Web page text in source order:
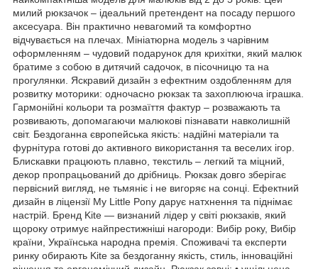
милий рюкзачок – ідеальний претендент на посаду першого
аксесуара. Він практично невагомий та комфортно
відчувається на плечах. Мініатюрна модель з чарівним
оформленням – чудовий подарунок для крихітки, який малюк
братиме з собою в дитячий садочок, в пісочницю та на
прогулянки. Яскравий дизайн з ефектним оздобленням для
розвитку моторики: одночасно рюкзак та захоплююча іграшка.
Гармонійні кольори та розмаїття фактур – розважають та
розвивають, допомагаючи малюкові пізнавати навколишній
світ. Бездоганна європейська якість: надійні матеріали та
фурнітура готові до активного використання та веселих ігор.
Блискавки працюють плавно, текстиль – легкий та міцний,
декор пропрацьований до дрібниць. Рюкзак довго зберігає
первісний вигляд, не тьмяніє і не вигоряє на сонці. Ефектний
дизайн в ліцензії My Little Pony дарує натхнення та піднімає
настрій. Бренд Kite — визнаний лідер у світі рюкзаків, який
щороку отримує найпрестижніші нагороди: Вибір року, Вибір
країни, Українська народна премія. Споживачі та експерти
ринку обирають Kite за бездоганну якість, стиль, інноваційні